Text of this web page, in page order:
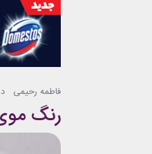
فاطمه رحیمی
رنگ